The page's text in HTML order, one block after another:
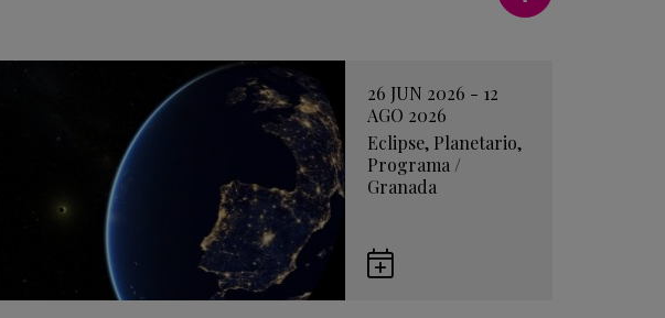
26 JUN 2026 - 12
AGO 2026
Eclipse, Planetario,
Programa /
Granada